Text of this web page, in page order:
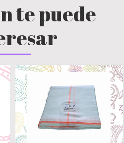
te puede